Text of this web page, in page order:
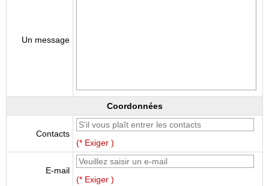
Un message
Coordonnées
Contacts
(* Exiger )
E-mail
(* Exiger )